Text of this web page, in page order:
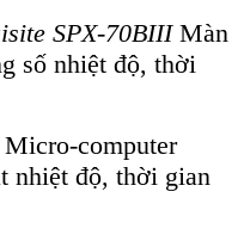
SPX-70BIIIMàn
số nhiệt độ, thời
computer
nhiệt độ, thời gian